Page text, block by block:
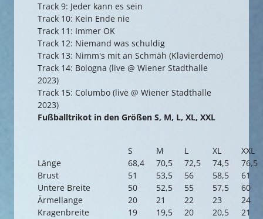
Track 9: Jeder kann es sein
Track 10: Kein Ende nie
Track 11: Immer OK
Track 12: Niemand was schuldig
Track 13: Nimm's mit an Schmäh (Klavierdemo)
Track 14: Bologna (live @ Wiener Stadthalle
2023)
Track 15: Columbo (live @ Wiener Stadthalle
2023)
Fußballtrikot in den Größen S, M, L, XL, XXL
S M L XL
XXL
Länge
68,4 70,5 72,5 74,5
76,5
Brust
51 53,5 56 58,5
61
Untere Breite
50 52,5 55 57,5
60
Ärmellange
20 21 22 23
24
Kragenbreite
19 19,5 20 20,5 21